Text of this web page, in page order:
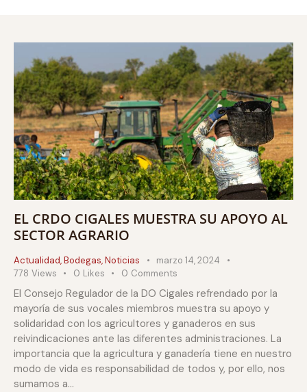
EL CRDO CIGALES MUESTRA SU APOYO AL
SECTOR AGRARIO
Actualidad,Bodegas,Noticias
marzo 14, 2024
778 Views 0 Likes 0 Comments
El Consejo Regulador de la DO Cigales refrendado por la
mayoría de sus vocales miembros muestra su apoyo y
solidaridad con los agricultores y ganaderos en sus
reivindicaciones ante las diferentes administraciones. La
importancia que la agricultura y ganadería tiene en nuestro
modo de vida es responsabilidad de todos y, por ello, nos
sumamos a…